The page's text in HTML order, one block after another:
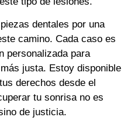
dentales por una
camino. Cada caso es
personalizada para
justa. Estoy disponible
derechos desde el
tu sonrisa no es
de justicia.